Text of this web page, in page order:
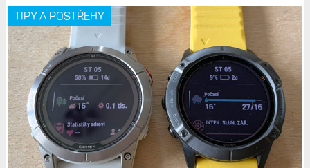
TIPY A POSTŘEHY